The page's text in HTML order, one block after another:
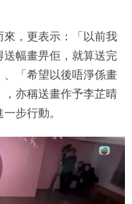
來，更表示：「以前我
幅畫畀佢，就算送完
「希望以後唔淨係畫
亦稱送畫作予李芷晴
步行動。